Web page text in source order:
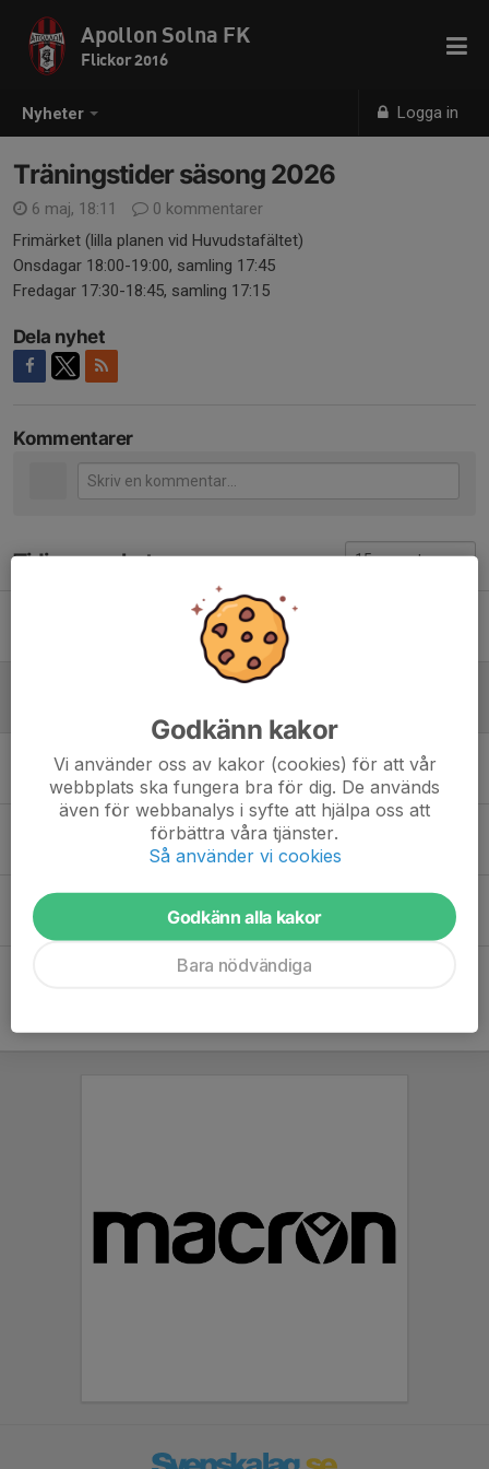
Nyheter Logga in
Apollon Solna FK
Flickor 2016
Träningstider säsong 2026
6 maj, 18:11
0 kommentarer
Frimärket (lilla planen vid Huvudstafältet)
Onsdagar 18:00-19:00, samling 17:45
Fredagar 17:30-18:45, samling 17:15
Dela nyhet
Kommentarer
Tidigare nyheter
Träningstider säsong 2026
Heja heja bästa tjejerna!
27 apr, 08:13 0
Köp rabatterade biobiljetter!
3 mar, 18:00 0
Stöd laget via Sponsorhuset
0
Godkänn kakor
Vi använder oss av kakor (cookies) för att vår
webbplats ska fungera bra för dig. De används
även för webbanalys i syfte att hjälpa oss att
förbättra våra tjänster.
Så använder vi cookies
Godkänn alla kakor
Bara nödvändiga